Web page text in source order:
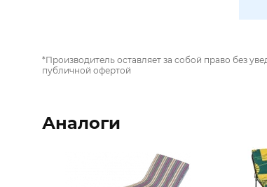
*Производитель оставляет за собой право без
публичной офертой
Аналоги